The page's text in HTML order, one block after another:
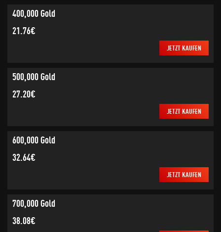
400,000 Gold
21.76€
JETZT KAUFEN
500,000 Gold
27.20€
JETZT KAUFEN
600,000 Gold
32.64€
JETZT KAUFEN
700,000 Gold
38.08€